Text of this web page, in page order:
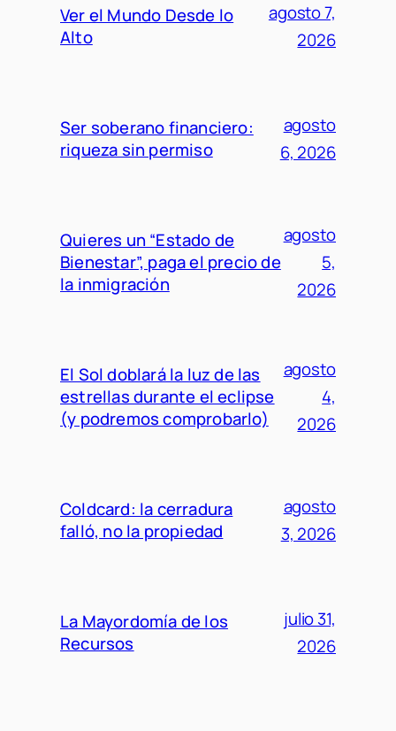
Ver el Mundo Desde lo
Alto
agosto 7,
2026
Ser soberano financiero:
riqueza sin permiso
agosto
6, 2026
Quieres un “Estado de
Bienestar”, paga el precio de
la inmigración
agosto
5,
2026
El Sol doblará la luz de las
estrellas durante el eclipse
(y podremos comprobarlo)
agosto
4,
2026
Coldcard: la cerradura
falló, no la propiedad
agosto
3, 2026
La Mayordomía de los
Recursos
julio 31,
2026